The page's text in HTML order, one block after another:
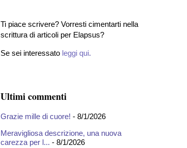
Ti piace scrivere? Vorresti cimentarti nella
scrittura di articoli per Elapsus?
Se sei interessato leggi qui.
Ultimi commenti
Grazie mille di cuore! - 8/1/2026
Meravigliosa descrizione, una nuova
carezza per l... - 8/1/2026